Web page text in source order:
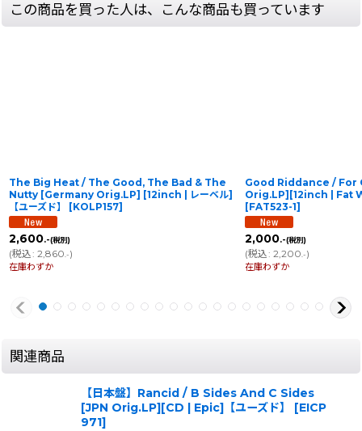
この商品を買った人は、こんな商品も買っています
The Big Heat / The Good, The Bad & The
Nutty [Germany Orig.LP] [12inch | レーベル]
【ユーズド】
[KOLP157]
2,600.-(税別)
(税込: 2,860.-)
在庫わずか
Good Riddance / For
Orig.LP][12inch | Fat
[FAT523-1]
2,000.-(税別)
(税込: 2,200.-)
在庫わずか
関連商品
【日本盤】Rancid / B Sides And C Sides
[JPN Orig.LP][CD | Epic]【ユーズド】
[EICP
971]